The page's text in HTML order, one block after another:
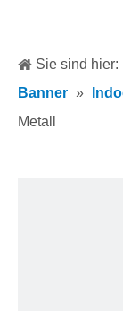
Sie sind hier:
Banner »
Metall